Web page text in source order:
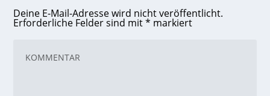
Deine E-Mail-Adresse wird nicht veröffentlicht.
Erforderliche Felder sind mit* markiert